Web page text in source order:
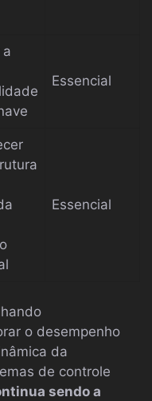
a
Essencial
Essencial
o desempenho
da
de controle
sendo a